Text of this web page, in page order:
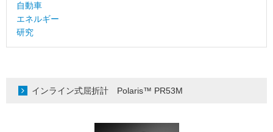
自動車
エネルギー
研究
インライン式屈折計 Polaris™ PR53M